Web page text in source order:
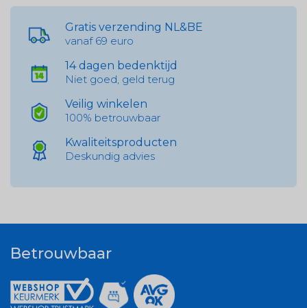
Gratis verzending NL&BE
vanaf 69 euro
14 dagen bedenktijd
Niet goed, geld terug
Veilig winkelen
100% betrouwbaar
Kwaliteitsproducten
Deskundig advies
Betrouwbaar